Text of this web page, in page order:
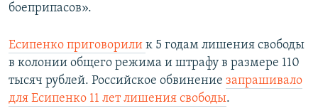
боеприпасов».
Есипенко приговорили к 5 годам лишения свободы
в колонии общего режима и штрафу в размере 110
тысяч рублей. Российское обвинение запрашивало
для Есипенко 11 лет лишения свободы.